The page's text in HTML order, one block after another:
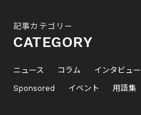
記事カテゴリー
CATEGORY
ニュース コラム インタビュー
Sponsored
イベント 用語集